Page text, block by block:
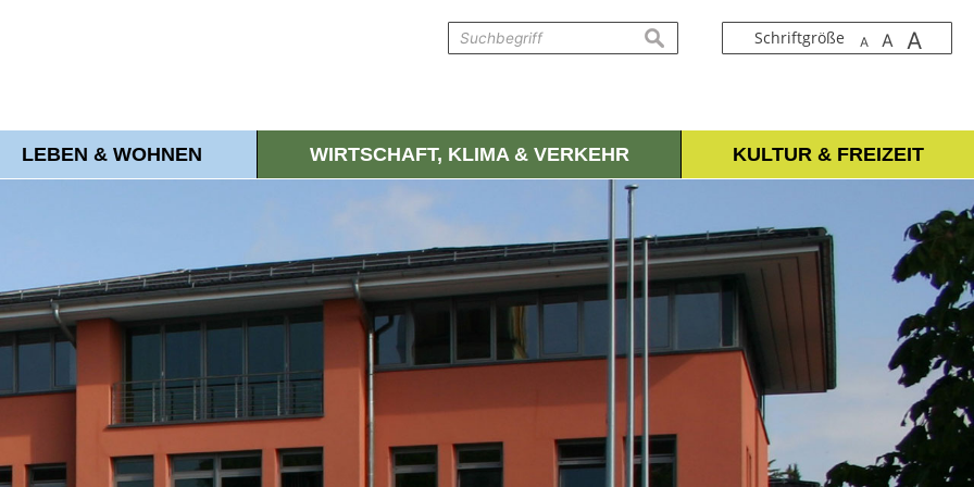
Schriftgröße A A A
suchen
LEBEN & WOHNEN WIRTSCHAFT, KLIMA & VERKEHR KULTUR & FREIZEIT